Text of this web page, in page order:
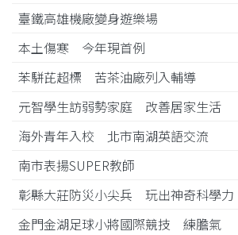
臺鐵高雄機廠變身遊樂場
本土傷寒 今年現首例
苯駢芘超標 苦茶油廠列入輔導
元智學生訪弱勢家庭 改善居家生活
海外青年入校 北市南湖英語交流
南市表揚SUPER教師
彰縣大莊防災小尖兵 玩出神奇科學力
金門金湖足球小將國際競技 練膽氣